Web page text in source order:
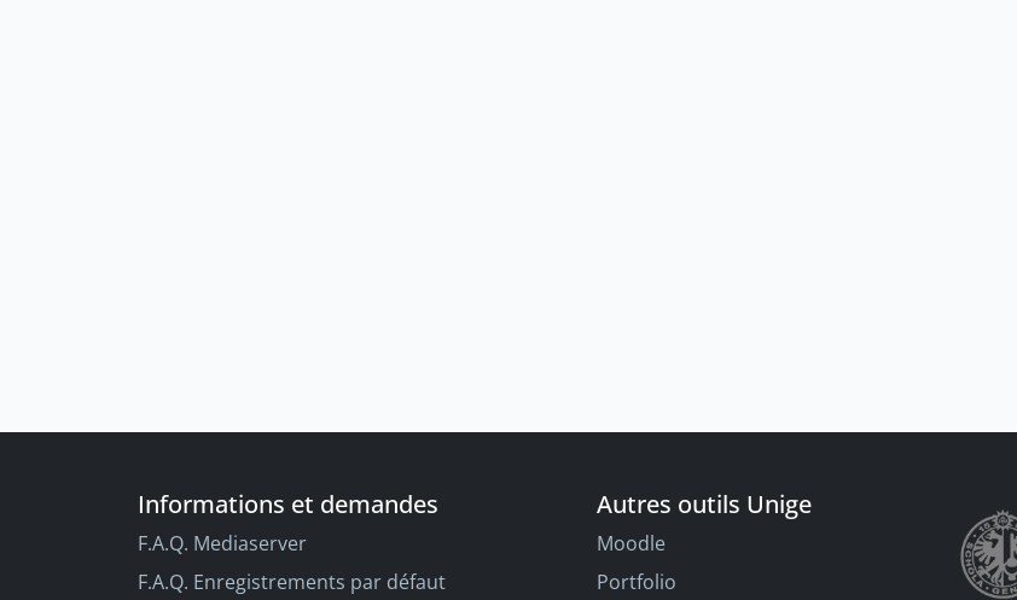
Informations et demandes
F.A.Q. Mediaserver
F.A.Q. Enregistrements par défaut
Autres outils Unige
Moodle
Portfolio